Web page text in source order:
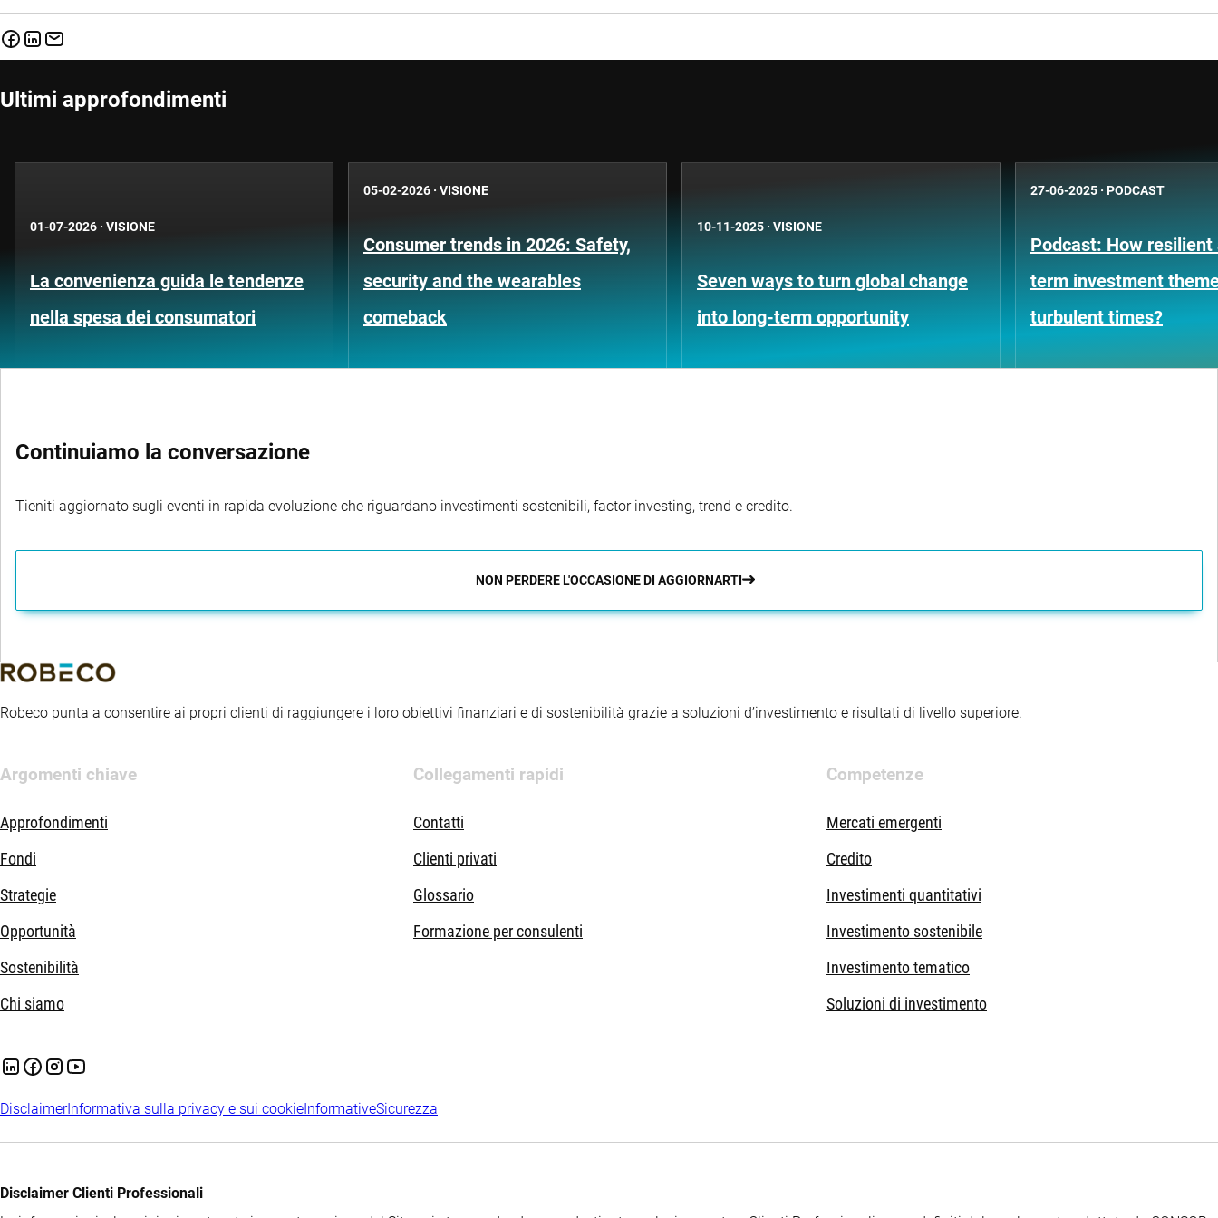
Ultimi approfondimenti
01-07-2026 · VISIONE
La convenienza guida le tendenze
nella spesa dei consumatori
05-02-2026 · VISIONE
Consumer trends in 2026: Safety,
security and the wearables
comeback
10-11-2025 · VISIONE
Seven ways to turn global change
into long-term opportunity
27-06-2025 · PODCAST
Podcast: How resilient
term investment
turbulent times?
Continuiamo la conversazione
Tieniti aggiornato sugli eventi in rapida evoluzione che riguardano investimenti sostenibili, factor investing, trend e credito.
NON PERDERE L'OCCASIONE DI AGGIORNARTI
Robeco punta a consentire ai propri clienti di raggiungere i loro obiettivi finanziari e di sostenibilità grazie a soluzioni d’investimento e risultati di livello superiore.
Argomenti chiave
Approfondimenti
Fondi
Strategie
Opportunità
Sostenibilità
Chi siamo
Collegamenti rapidi
Contatti
Clienti privati
Glossario
Formazione per consulenti
Competenze
Mercati emergenti
Credito
Investimenti quantitativi
Investimento sostenibile
Investimento tematico
Soluzioni di investimento
DisclaimerInformativa sulla privacy e sui cookieInformativeSicurezza
Disclaimer Clienti Professionali